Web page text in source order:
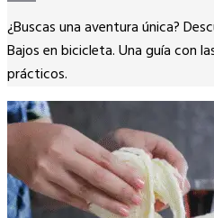
Copy
Link
¿Buscas una aventura única?
Bajos en bicicleta. Una guía con
prácticos.